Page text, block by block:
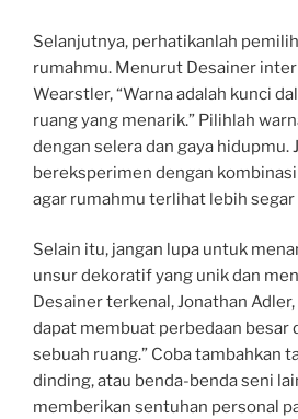
Selanjutnya, perhatikanlah
rumahmu. Menurut Desainer
Wearstler, “Warna adalah kunci
ruang yang menarik.” Pilihlah
dengan selera dan gaya hidupmu.
bereksperimen dengan
agar rumahmu terlihat lebih segar
Selain itu, jangan lupa untuk
unsur dekoratif yang unik dan
Desainer terkenal, Jonathan
dapat membuat perbedaan besar
sebuah ruang.” Coba tambahkan
dinding, atau benda-benda seni
memberikan sentuhan personal